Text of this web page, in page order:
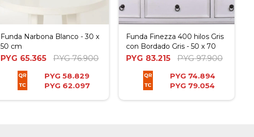
Funda Narbona Blanco - 30 x
50 cm
PYG 65.365 PYG 76.900
PYG 58.829
PYG 62.097
Funda Finezza 400 hilos Gris
con Bordado Gris - 50 x 70
PYG 83.215 PYG 97.900
PYG 74.894
PYG 79.054